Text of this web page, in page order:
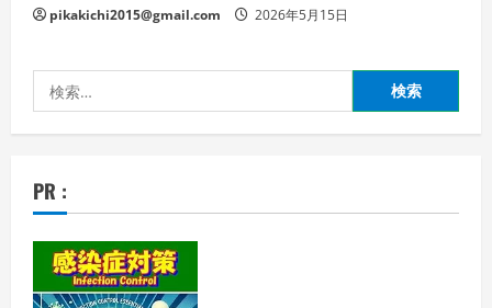
pikakichi2015@gmail.com 2026年5月15日
索:
PR :